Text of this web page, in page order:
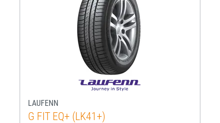
LAUFENN
G FIT EQ+ (LK41+)